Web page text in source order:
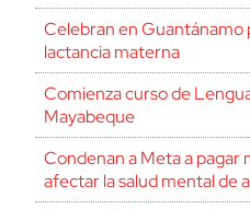
Celebran en Guantánamo
lactancia materna
Comienza curso de
Mayabeque
Condenan a Meta a pagar
afectar la salud mental de